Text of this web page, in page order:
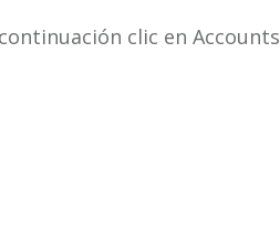
clic en Accounts